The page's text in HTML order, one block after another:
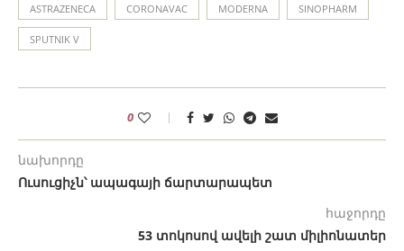
ASTRAZENECA CORONAVAC MODERNA SINOPHARM
SPUTNIK V
0
նախորդը
Ուսուցիչն՝ ապագայի ճարտարապետ
հաջորդը
53 տոկոսով ավելի շատ միլիոնատեր